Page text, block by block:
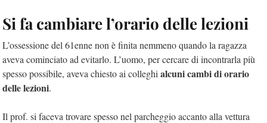
Si fa cambiare l’orario delle lezioni
L’ossessione del 61enne non è finita nemmeno quando la ragazza
aveva cominciato ad evitarlo. L’uomo, per cercare di incontrarla più
spesso possibile, aveva chiesto ai colleghi alcuni cambi di orario
delle lezioni.
Il prof. si faceva trovare spesso nel parcheggio accanto alla vettura